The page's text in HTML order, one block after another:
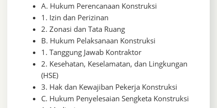
A. Hukum Perencanaan Konstruksi
1. Izin dan Perizinan
2. Zonasi dan Tata Ruang
B. Hukum Pelaksanaan Konstruksi
1. Tanggung Jawab Kontraktor
2. Kesehatan, Keselamatan, dan Lingkungan
(HSE)
3. Hak dan Kewajiban Pekerja Konstruksi
C. Hukum Penyelesaian Sengketa Konstruksi